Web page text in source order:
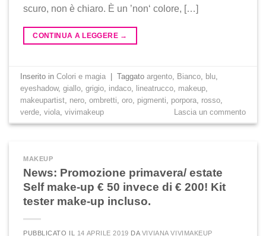
scuro, non è chiaro. È un ’non‘ colore, […]
CONTINUA A LEGGERE →
Inserito inColori e magia | Taggatoargento Bianco blu
eyeshadow,giallo ,grigio indaco lineatrucco makeup
makeupartist nero ,ombretti ,oro pigmenti porpora rosso
verde ,viola ,vivimakeup Lascia un commento
MAKEUP
News: Promozione primavera/ estate
Self make-up € 50 invece di € 200! Kit
tester make-up incluso.
PUBBLICATO IL 14 APRILE 2019 DA VIVIANA VIVIMAKEUP